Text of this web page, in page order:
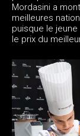
Mordasini a
meilleures
puisque le
le prix du